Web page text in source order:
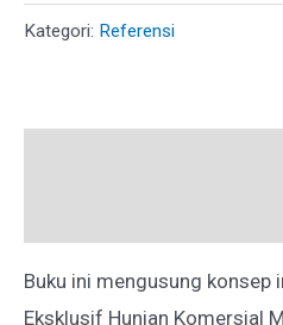
EKSKLUSIF
MEWAH
SILVOFISHERY
DI
LAHAN
Kategori: Referensi
Buku ini mengusung konsep
Eksklusif Hunian Komersial